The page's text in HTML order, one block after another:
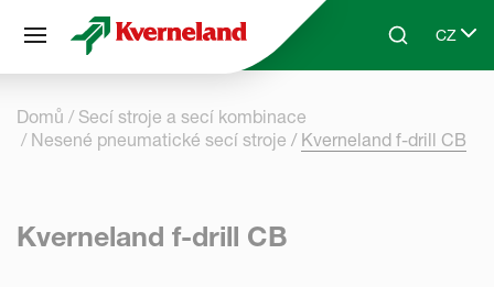
Skip to main contentSearchCZ
Select
Domů
Secí stroje a secí kombinace
Nesené pneumatické secí stroje
Kverneland f-drill CB
Kverneland f-drill CB
Panel pro správu cookies